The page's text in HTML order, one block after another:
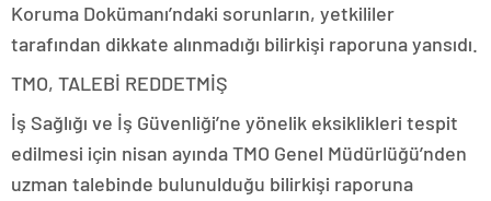
Koruma Dokümanı’ndaki sorunların, yetkililer
tarafından dikkate alınmadığı bilirkişi raporuna yansıdı.
TMO, TALEBİ REDDETMİŞ
İş Sağlığı ve İş Güvenliği’ne yönelik eksiklikleri tespit
edilmesi için nisan ayında TMO Genel Müdürlüğü’nden
uzman talebinde bulunulduğu bilirkişi raporuna